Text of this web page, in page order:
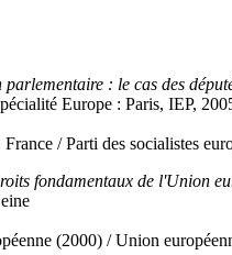
: le cas des
Europe : Paris, IEP,
/ Parti des socialistes
fondamentaux de l'Union
(2000) / Union